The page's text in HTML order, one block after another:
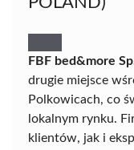
FBF bed&more
drugie miejsce
Polkowicach, co
lokalnym rynku.
klientów, jak i